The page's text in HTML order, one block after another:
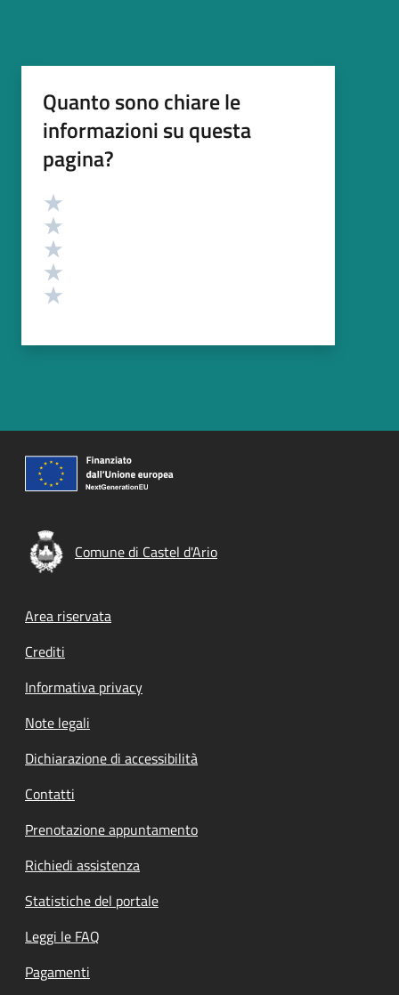
Quanto sono chiare le
informazioni su questa
pagina?
Valutazione
Comune di Castel d'Ario
Footer menu
Area riservata
Crediti
Informativa privacy
Note legali
Dichiarazione di accessibilità
Contatti
Prenotazione appuntamento
Richiedi assistenza
Statistiche del portale
Leggi le FAQ
Pagamenti